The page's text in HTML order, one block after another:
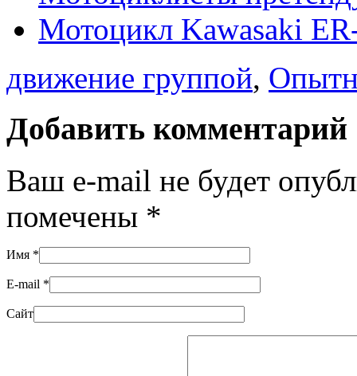
Мотоцикл Kawasaki
движение группой,
Добавить комментарий
Ваш e-mail не будет
помечены *
Имя *
E-mail *
Сайт